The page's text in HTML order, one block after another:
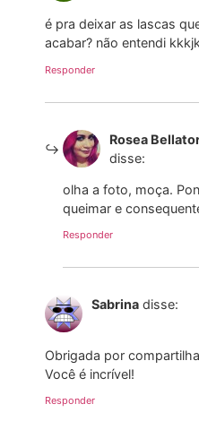
é pra deixar as lascas
acabar? não entendi kkkjk
Responder
Rosea
disse:
olha a foto, moça.
queimar e
Responder
Sabrina disse:
Obrigada por
Você é incrível!
Responder